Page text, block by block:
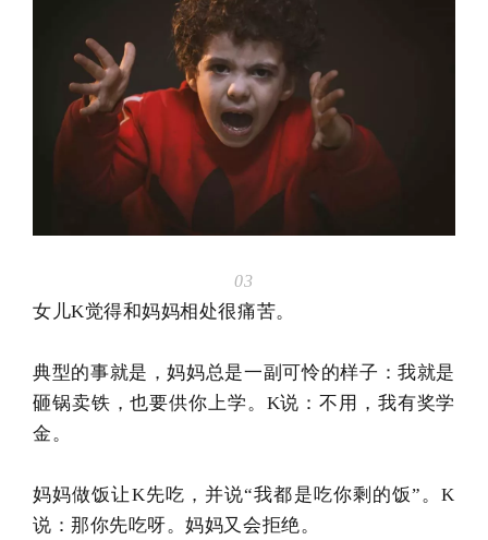
03
女儿K觉得和妈妈相处很痛苦。
典型的事就是，妈妈总是一副可怜的样子：我就是
砸锅卖铁，也要供你上学。K说：不用，我有奖学
金。
妈妈做饭让K先吃，并说“我都是吃你剩的饭”。K
说：那你先吃呀。妈妈又会拒绝。